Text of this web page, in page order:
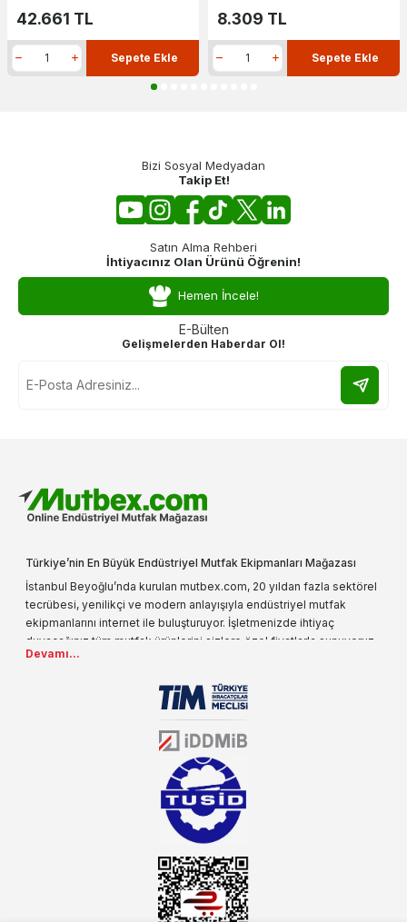
42.661 TL
Sepete Ekle
8.309 TL
Sepete Ekle
Bizi Sosyal Medyadan
Takip Et!
Satın Alma Rehberi
İhtiyacınız Olan Ürünü Öğrenin!
Hemen İncele!
E-Bülten
Gelişmelerden Haberdar Ol!
Türkiye’nin En Büyük Endüstriyel Mutfak Ekipmanları Mağazası
İstanbul Beyoğlu’nda kurulan mutbex.com, 20 yıldan fazla sektörel
tecrübesi, yenilikçi ve modern anlayışıyla endüstriyel mutfak
ekipmanlarını internet ile buluşturuyor. İşletmenizde ihtiyaç
duyacağınız tüm mutfak ürünlerini sizlere özel fiyatlarla sunuyoruz.
Endüstriyel mutfak malzemesi deyince akla gelen ilk adreslerden
sektörün farklı alanlarında da faliyet gösteren mutbex.com,
Öztiryakiler resmi bayisidir. Öztiryakiler ürünleri üzerinde büyük bir
donanıma sahip ekibi ile müşterilerine koşulsuz destek sunan
mutbex.com ile endüstriyel mutfak malzemeleri konusunda
alacağınız hizmet standartların her zaman üstünde olacaktır.
Devamı...